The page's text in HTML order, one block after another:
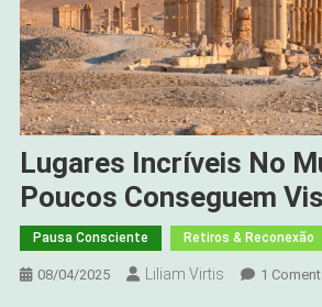
Lugares Incríveis No
Poucos Conseguem
Pausa Consciente Retiros & Reconexão
08/04/2025 Liliam Virtis 1